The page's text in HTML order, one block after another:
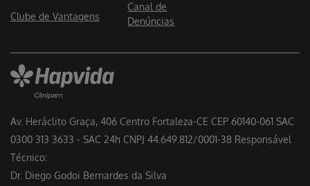
Av. Heráclito Graça, 406 Centro Fortaleza-CE CEP 60140-061 SAC
0300 313 3633 - SAC 24h CNPJ 44.649.812/0001-38 Responsável
Técnico:
Dr. Diego Godoi Bernardes da Silva
Clube de Vantagens
Canal de
Denúncias